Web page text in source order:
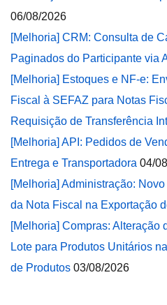
06/08/2026
[Melhoria] CRM: Consulta de
Paginados do Participante via
[Melhoria] Estoques e NF-e:
Fiscal à SEFAZ para Notas
Requisição de Transferência
[Melhoria] API: Pedidos de
Entrega e Transportadora 04/
[Melhoria] Administração:
da Nota Fiscal na Exportação
[Melhoria] Compras: Alteração
Lote para Produtos Unitários
de Produtos 03/08/2026